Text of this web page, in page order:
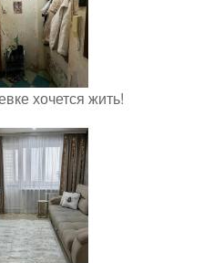
хочется жить!